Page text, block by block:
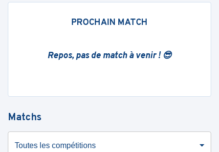
PROCHAIN MATCH
Repos, pas de match à venir ! 😎
Matchs
Toutes les compétitions